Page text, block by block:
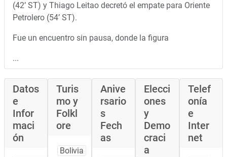
(42’ ST) y Thiago Leitao decretó el empate para Oriente
Petrolero (54’ ST).
Fue un encuentro sin pausa, donde la figura
...
Datos
e
Infor
maci
ón
Turis
mo y
Folkl
ore
Bolivia
Anive
rsario
s
Fech
as
Elecci
ones
y
Demo
craci
a
Telef
onía
e
Inter
net